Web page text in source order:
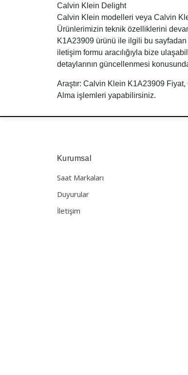
Calvin Klein Delight
Calvin Klein modelleri veya Calvin
Ürünlerimizin teknik özelliklerini
K1A23909 ürünü ile ilgili bu
iletişim formu aracılığıyla bize
detaylarının güncellenmesi
Araştır: Calvin Klein K1A23909
Alma işlemleri yapabilirsiniz.
Kurumsal
Saat Markaları
Duyurular
İletişim